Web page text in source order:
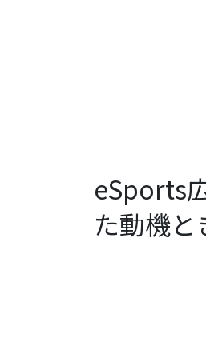
eSports
た動機と